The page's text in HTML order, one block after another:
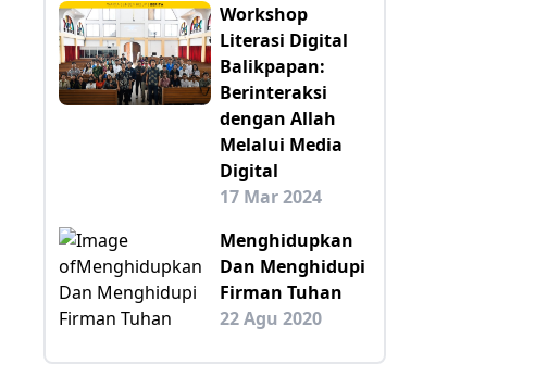
Workshop
Literasi Digital
Balikpapan:
Berinteraksi
dengan Allah
Melalui Media
Digital
17 Mar 2024
Menghidupkan
Dan Menghidupi
Firman Tuhan
22 Agu 2020